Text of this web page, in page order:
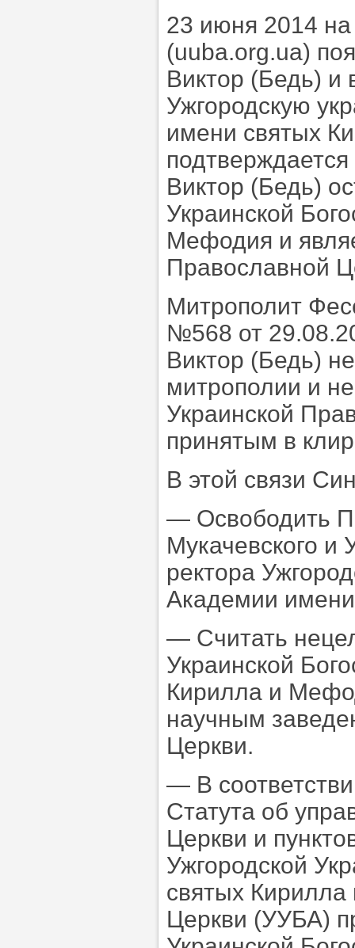
23 июня 2014
(uuba.org.ua)
Виктор (Бедь) и
Ужгородскую
имени святых
Виктор (Бедь)
Украинской
Мефодия и
Православной
Митрополит
№568 от
Виктор (Бедь)
митрополии и
Украинской
принятым в
В этой связи
— Освободить
Мукачевского и
ректора
Академии
— Считать
Украинской
Кирилла и
научным
Церкви.
— В
Статута об
Церкви и
Ужгородской
святых
Церкви (УУБА)